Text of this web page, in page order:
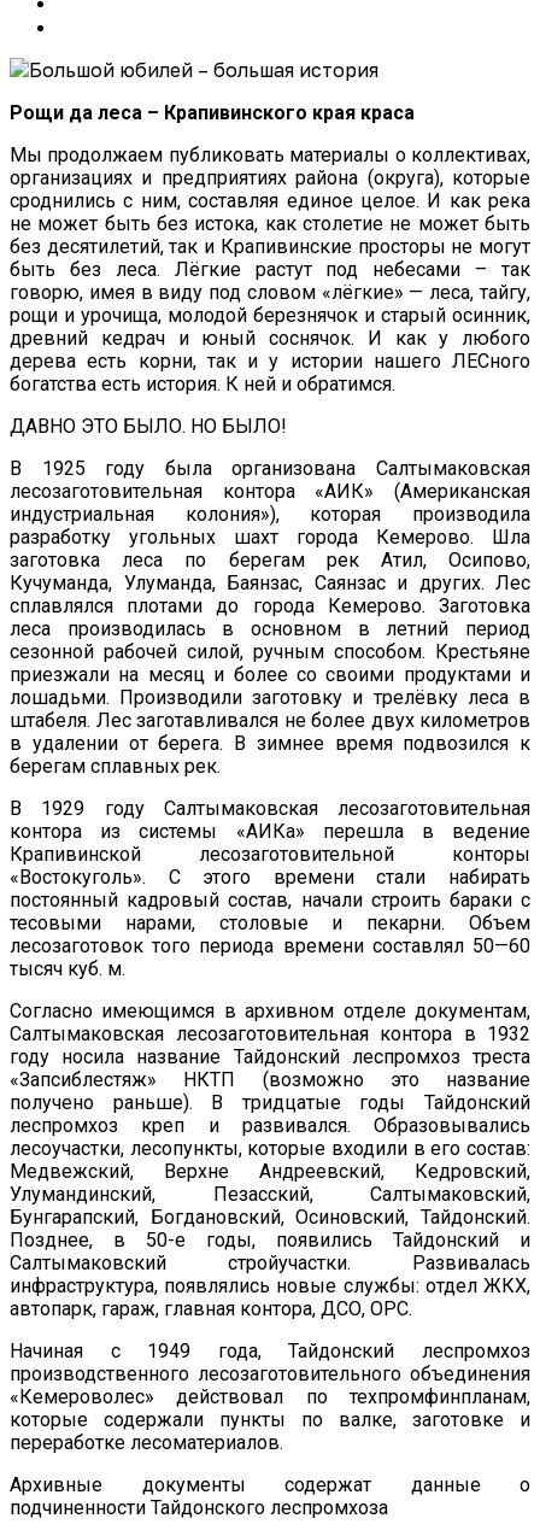
Рощи да леса – Крапивинского края краса
Мы продолжаем публиковать материалы о коллективах,
организациях и предприятиях района (округа), которые
сроднились с ним, составляя единое целое. И как река
не может быть без истока, как столетие не может быть
без десятилетий, так и Крапивинские просторы не могут
быть без леса. Лёгкие растут под небесами – так
говорю, имея в виду под словом «лёгкие» — леса, тайгу,
рощи и урочища, молодой березнячок и старый осинник,
древний кедрач и юный соснячок. И как у любого
дерева есть корни, так и у истории нашего ЛЕСного
богатства есть история. К ней и обратимся.
ДАВНО ЭТО БЫЛО. НО БЫЛО!
В 1925 году была организована Салтымаковская
лесозаготовительная контора «АИК» (Американская
индустриальная колония»), которая производила
разработку угольных шахт города Кемерово. Шла
заготовка леса по берегам рек Атил, Осипово,
Кучуманда, Улуманда, Баянзас, Саянзас и других. Лес
сплавлялся плотами до города Кемерово. Заготовка
леса производилась в основном в летний период
сезонной рабочей силой, ручным способом. Крестьяне
приезжали на месяц и более со своими продуктами и
лошадьми. Производили заготовку и трелёвку леса в
штабеля. Лес заготавливался не более двух километров
в удалении от берега. В зимнее время подвозился к
берегам сплавных рек.
В 1929 году Салтымаковская лесозаготовительная
контора из системы «АИКа» перешла в ведение
Крапивинской лесозаготовительной конторы
«Востокуголь». С этого времени стали набирать
постоянный кадровый состав, начали строить бараки с
тесовыми нарами, столовые и пекарни. Объем
лесозаготовок того периода времени составлял 50—60
тысяч куб. м.
Согласно имеющимся в архивном отделе документам,
Салтымаковская лесозаготовительная контора в 1932
году носила название Тайдонский леспромхоз треста
«Запсиблестяж» НКТП (возможно это название
получено раньше). В тридцатые годы Тайдонский
леспромхоз креп и развивался. Образовывались
лесоучастки, лесопункты, которые входили в его состав:
Медвежский, Верхне Андреевский, Кедровский,
Улумандинский, Пезасский, Салтымаковский,
Бунгарапский, Богдановский, Осиновский, Тайдонский.
Позднее, в 50-е годы, появились Тайдонский и
Салтымаковский стройучастки. Развивалась
инфраструктура, появлялись новые службы: отдел ЖКХ,
автопарк, гараж, главная контора, ДСО, ОРС.
Начиная с 1949 года, Тайдонский леспромхоз
производственного лесозаготовительного объединения
«Кемероволес» действовал по техпромфинпланам,
которые содержали пункты по валке, заготовке и
переработке лесоматериалов.
Архивные документы содержат данные о
подчиненности Тайдонского леспромхоза